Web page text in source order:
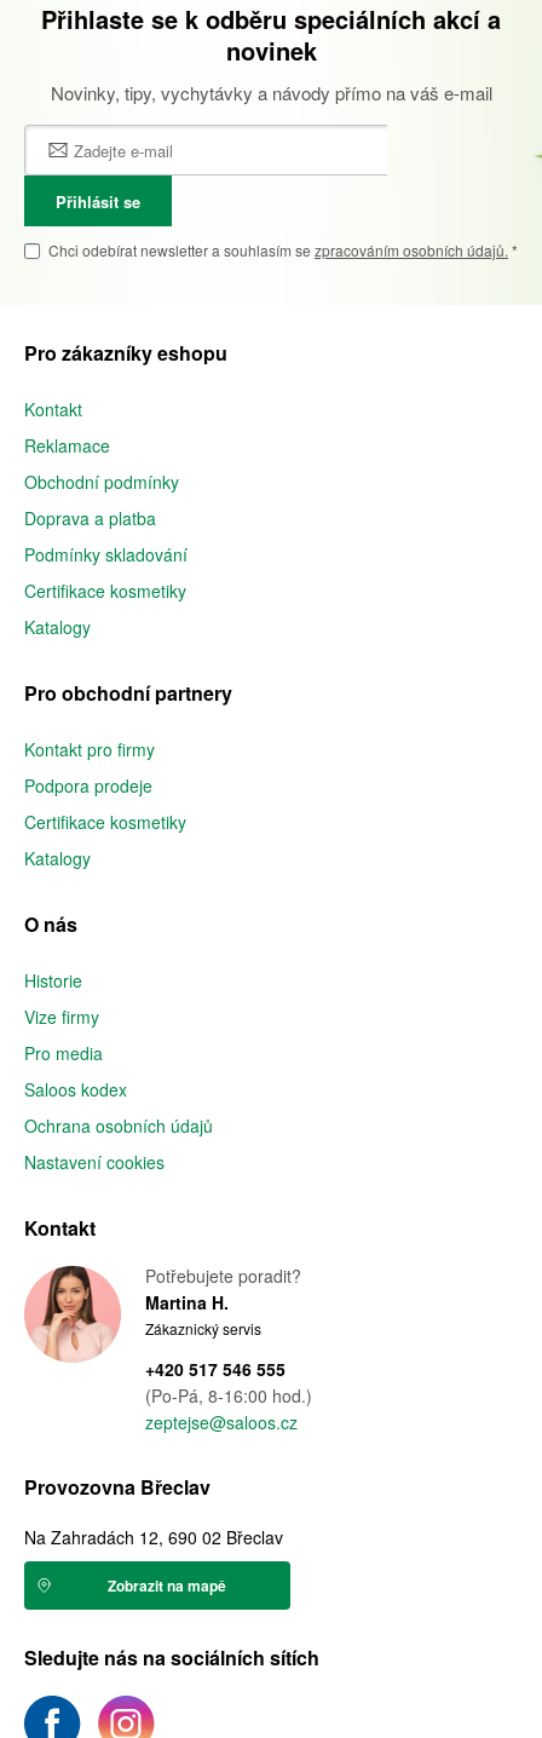
Přihlaste se k odběru speciálních akcí a
novinek
Novinky, tipy, vychytávky a návody přímo na váš e-mail
Přihlásit se
Chci odebírat newsletter a souhlasím se zpracováním osobních údajů. *
Pro zákazníky eshopu
Kontakt
Reklamace
Obchodní podmínky
Doprava a platba
Podmínky skladování
Certifikace kosmetiky
Katalogy
Pro obchodní partnery
Kontakt pro firmy
Podpora prodeje
Certifikace kosmetiky
Katalogy
O nás
Historie
Vize firmy
Pro media
Saloos kodex
Ochrana osobních údajů
Nastavení cookies
Kontakt
Potřebujete poradit?
Martina H.
Zákaznický servis
+420 517 546 555
(Po-Pá, 8-16:00 hod.)
zeptejse@saloos.cz
Provozovna Břeclav
Na Zahradách 12, 690 02 Břeclav
Zobrazit na mapě
Sledujte nás na sociálních sítích